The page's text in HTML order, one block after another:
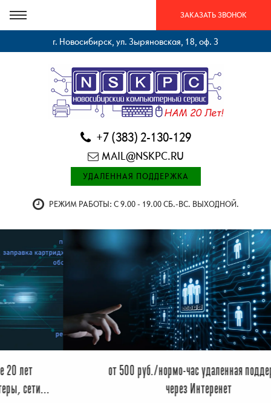
ЗАКАЗАТЬ ЗВОНОК
г. Новосибирск, ул. Зыряновская, 18, оф. 3
+7 (383) 2-130-129
MAIL@NSKPC.RU
УДАЛЕННАЯ ПОДДЕРЖКА
РЕЖИМ РАБОТЫ: С 9.00 - 19.00 СБ.-ВС. ВЫХОДНОЙ.
от 500 руб./нормо-час удаленная поддержка
через Интеренет